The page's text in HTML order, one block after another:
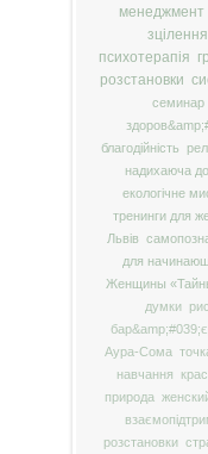
менеджмент
зцілення
психотерапія
розстановки
семинар
благодійність
надихаюча
екологічне
тренинги для
Львів
для
Женщины
думки
Аура-Сома
навчання
природа
розстановки